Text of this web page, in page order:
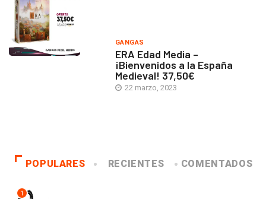
GANGAS
ERA Edad Media –
¡Bienvenidos a la España
Medieval! 37,50€
22 marzo, 2023
POPULARES RECIENTES COMENTADOS
1